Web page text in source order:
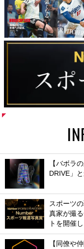
【バボラ
DRIVE」
スポーツ
真家が撮
トを開催
【同僚や